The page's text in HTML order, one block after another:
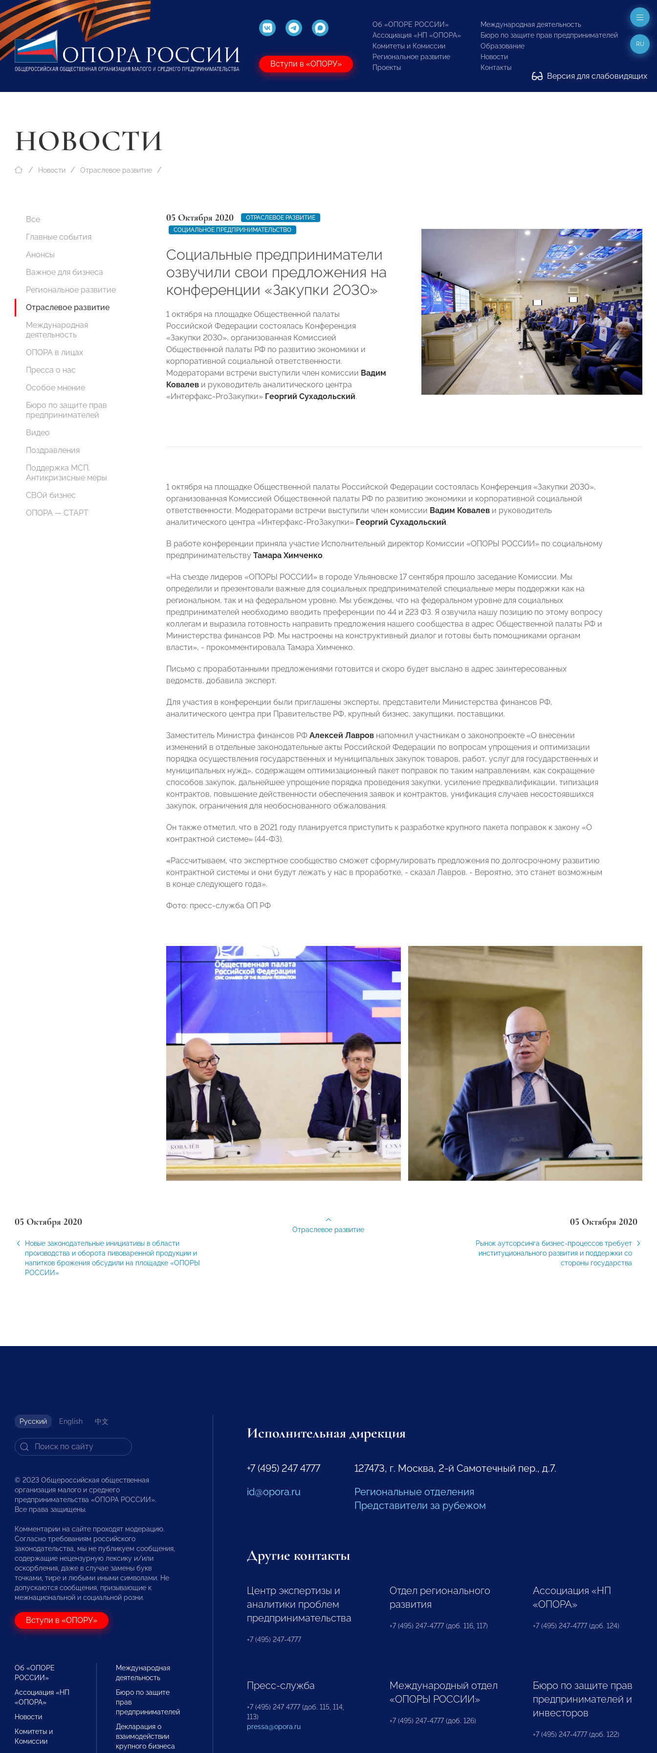
Вступи в «ОПОРУ»
Об «ОПОРЕ РОССИИ»
Ассоциация «НП «ОПОРА»
Комитеты и Комиссии
Региональное развитие
Проекты
Международная деятельность
Бюро по защите прав предпринимателей
Образование
Новости
Контакты
Версия для слабовидящих
RU
НОВОСТИ
Новости Отраслевое развитие
Все
Главные события
Анонсы
Важное для бизнеса
Региональное развитие
Отраслевое развитие
Международная
деятельность
ОПОРА в лицах
Пресса о нас
Особое мнение
Бюро по защите прав
предпринимателей
Видео
Поздравления
Поддержка МСП.
Антикризисные меры
СВОй бизнес
ОПОРА — СТАРТ
05 Октября 2020
ОТРАСЛЕВОЕ РАЗВИТИЕ
СОЦИАЛЬНОЕ ПРЕДПРИНИМАТЕЛЬСТВО
Социальные предприниматели
озвучили свои предложения на
конференции «Закупки 2030»
1 октября на площадке Общественной палаты
Российской Федерации состоялась Конференция
«Закупки 2030», организованная Комиссией
Общественной палаты РФ по развитию экономики и
корпоративной социальной ответственности.
Модераторами встречи выступили член комиссии Вадим
Ковалев и руководитель аналитического центра
«Интерфакс-ProЗакупки» Георгий Сухадольский.
1 октября на площадке Общественной палаты Российской Федерации состоялась Конференция «Закупки 2030»,
организованная Комиссией Общественной палаты РФ по развитию экономики и корпоративной социальной
ответственности. Модераторами встречи выступили член комиссии Вадим Ковалев и руководитель
аналитического центра «Интерфакс-ProЗакупки» Георгий Сухадольский.
В работе конференции приняла участие Исполнительный директор Комиссии «ОПОРЫ РОССИИ» по социальному
предпринимательству Тамара Химченко.
«На съезде лидеров «ОПОРЫ РОССИИ» в городе Ульяновске 17 сентября прошло заседание Комиссии. Мы
определили и презентовали важные для социальных предпринимателей специальные меры поддержки как на
региональном, так и на федеральном уровне. Мы убеждены, что на федеральном уровне для социальных
предпринимателей необходимо вводить преференции по 44 и 223 ФЗ. Я озвучила нашу позицию по этому вопросу
коллегам и выразила готовность направить предложения нашего сообщества в адрес Общественной палаты РФ и
Министерства финансов РФ. Мы настроены на конструктивный диалог и готовы быть помощниками органам
власти», - прокомментировала Тамара Химченко.
Письмо с проработанными предложениями готовится и скоро будет выслано в адрес заинтересованных
ведомств, добавила эксперт.
Для участия в конференции были приглашены эксперты, представители Министерства финансов РФ,
аналитического центра при Правительстве РФ, крупный бизнес, закупщики, поставщики.
Заместитель Министра финансов РФ Алексей Лавров напомнил участникам о законопроекте «О внесении
изменений в отдельные законодательные акты Российской Федерации по вопросам упрощения и оптимизации
порядка осуществления государственных и муниципальных закупок товаров, работ, услуг для государственных и
муниципальных нужд», содержащем оптимизационный пакет поправок по таким направлениям, как сокращение
способов закупок, дальнейшее упрощение порядка проведения закупки, усиление предквалификации, типизация
контрактов, повышение действенности обеспечения заявок и контрактов, унификация случаев несостоявшихся
закупок, ограничения для необоснованного обжалования.
Он также отметил, что в 2021 году планируется приступить к разработке крупного пакета поправок к закону «О
контрактной системе» (44-ФЗ).
«Рассчитываем, что экспертное сообщество сможет сформулировать предложения по долгосрочному развитию
контрактной системы и они будут лежать у нас в проработке, - сказал Лавров. - Вероятно, это станет возможным
в конце следующего года».
Фото: пресс-служба ОП РФ
05 Октября 2020
Новые законодательные инициативы в области
производства и оборота пивоваренной продукции и
напитков брожения обсудили на площадке «ОПОРЫ
РОССИИ»
05 Октября 2020
Рынок аутсорсинга бизнес-процессов требует
институционального развития и поддержки со
стороны государства
Отраслевое развитие
Русский English 中文
© 2023 Общероссийская общественная
организация малого и среднего
предпринимательства «ОПОРА РОССИИ».
Все права защищены.
Комментарии на сайте проходят модерацию.
Согласно требованиям российского
законодательства, мы не публикуем сообщения,
содержащие нецензурную лексику и/или
оскорбления, даже в случае замены букв
точками, тире и любыми иными символами. Не
допускаются сообщения, призывающие к
межнациональной и социальной розни.
Вступи в «ОПОРУ»
Об «ОПОРЕ
РОССИИ»
Ассоциация «НП
«ОПОРА»
Новости
Комитеты и
Комиссии
Международная
деятельность
Бюро по защите
прав
предпринимателей
Декларация о
взаимодействии
крупного бизнеса
Исполнительная дирекция
+7 (495) 247 4777
id@opora.ru
127473, г. Москва, 2-й Самотечный пер., д.7.
Региональные отделения
Представители за рубежом
Другие контакты
Центр экспертизы и
аналитики проблем
предпринимательства
+7 (495) 247-4777
Отдел регионального
развития
+7 (495) 247-4777 (доб. 116, 117)
Ассоциация «НП
«ОПОРА»
+7 (495) 247-4777 (доб. 124)
Пресс-служба
+7 (495) 247 4777 (доб. 115, 114,
113)
pressa@opora.ru
Международный отдел
«ОПОРЫ РОССИИ»
+7 (495) 247-4777 (доб. 126)
Бюро по защите прав
предпринимателей и
инвесторов
+7 (495) 247-4777 (доб. 122)